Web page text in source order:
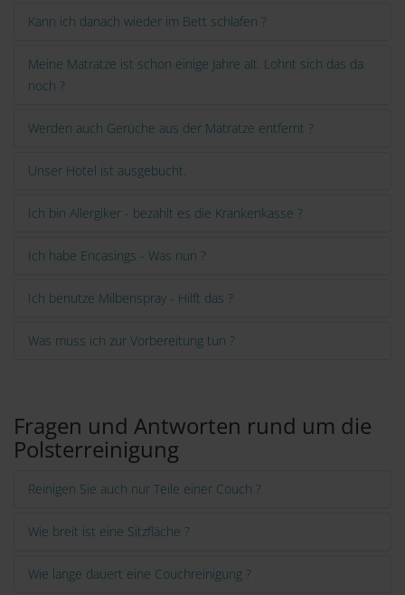
Kann ich danach wieder im Bett schlafen ?
Meine Matratze ist schon einige Jahre alt. Lohnt sich das da
noch ?
Werden auch Gerüche aus der Matratze entfernt ?
Unser Hotel ist ausgebucht.
Ich bin Allergiker - bezahlt es die Krankenkasse ?
Ich habe Encasings - Was nun ?
Ich benutze Milbenspray - Hilft das ?
Was muss ich zur Vorbereitung tun ?
Fragen und Antworten rund um die
Polsterreinigung
Reinigen Sie auch nur Teile einer Couch ?
Wie breit ist eine Sitzfläche ?
Wie lange dauert eine Couchreinigung ?